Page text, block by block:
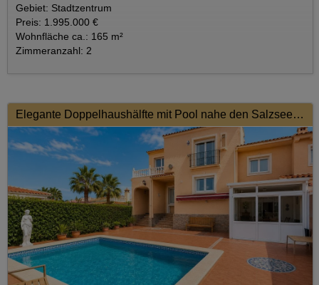
Gebiet: Stadtzentrum
Preis: 1.995.000 €
Wohnfläche ca.: 165 m²
Zimmeranzahl: 2
Elegante Doppelhaushälfte mit Pool nahe den Salzseen von Torrevieja